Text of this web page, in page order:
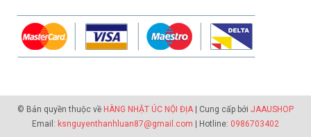
© Bản quyền thuộc về HÀNG NHẬT ÚC NỘI ĐỊA | Cung cấp bởi JAAUSHOP
Email: ksnguyenthanhluan87@gmail.com | Hotline: 0986703402